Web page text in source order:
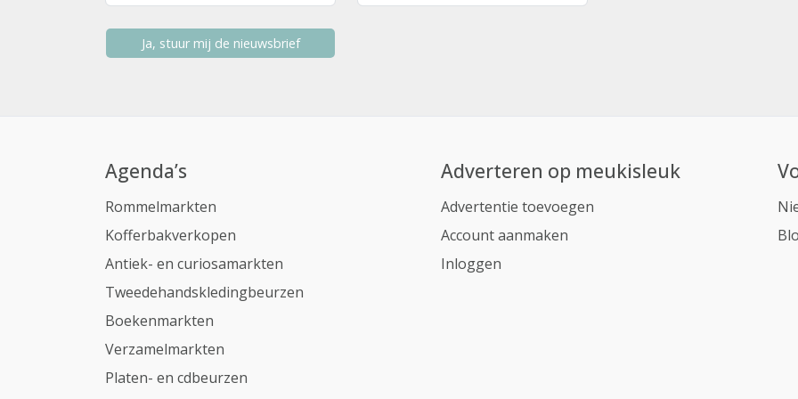
Ja, stuur mij de nieuwsbrief
Agenda’s
Rommelmarkten
Kofferbakverkopen
Antiek- en curiosamarkten
Tweedehandskledingbeurzen
Boekenmarkten
Verzamelmarkten
Platen- en cdbeurzen
Adverteren op meukisleuk
Advertentie toevoegen
Account aanmaken
Inloggen